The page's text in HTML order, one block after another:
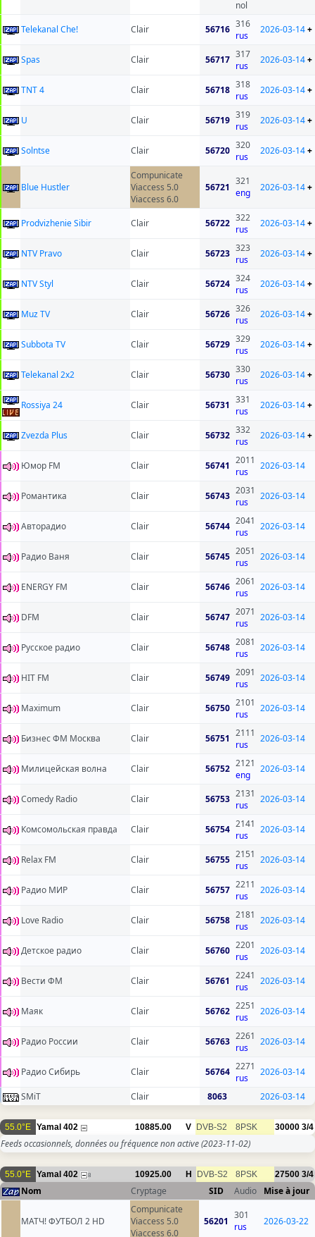
nol
Telekanal Che! Clair 56716 316
rus
2026-03-14+
Spas Clair 56717 317
rus
2026-03-14+
TNT 4 Clair 56718 318
rus
2026-03-14+
U Clair 56719 319
rus
2026-03-14+
Solntse Clair 56720 320
rus
2026-03-14+
Blue Hustler
Compunicate
Viaccess 5.0
Viaccess 6.0
56721
321
eng
2026-03-14+
Prodvizhenie Sibir Clair 56722 322
rus
2026-03-14+
NTV Pravo Clair 56723 323
rus
2026-03-14+
NTV Styl Clair 56724 324
rus
2026-03-14+
Muz TV Clair 56726 326
rus
2026-03-14+
Subbota TV Clair 56729 329
rus
2026-03-14+
Telekanal 2x2 Clair 56730 330
rus
2026-03-14+
Rossiya 24 Clair 56731 331
rus
2026-03-14+
Zvezda Plus Clair 56732 332
rus
2026-03-14+
Юмор FM Clair 56741 2011
rus
2026-03-14
Романтика Clair 56743 2031
rus
2026-03-14
Авторадио Clair 56744 2041
rus
2026-03-14
Радио Ваня Clair 56745 2051
rus
2026-03-14
ENERGY FM Clair 56746 2061
rus
2026-03-14
DFM Clair 56747 2071
rus
2026-03-14
Русское радио Clair 56748 2081
rus
2026-03-14
HIT FM Clair 56749 2091
rus
2026-03-14
Maximum Clair 56750 2101
rus
2026-03-14
Бизнес ФМ Москва Clair 56751 2111
rus
2026-03-14
Милицейская волна Clair 56752 2121
eng
2026-03-14
Comedy Radio Clair 56753 2131
rus
2026-03-14
Комсомольская правда Clair 56754 2141
rus
2026-03-14
Relax FM Clair 56755 2151
rus
2026-03-14
Радио МИР Clair 56757 2211
rus
2026-03-14
Love Radio Clair 56758 2181
rus
2026-03-14
Детское радио Clair 56760 2201
rus
2026-03-14
Вести ФМ Clair 56761 2241
rus
2026-03-14
Маяк Clair 56762 2251
rus
2026-03-14
Радио России Clair 56763 2261
rus
2026-03-14
Радио Сибирь Clair 56764 2271
rus
2026-03-14
SMiT Clair 8063 2026-03-14
55.0°E Yamal 402 10885.00 V DVB-S2 8PSK 30000 3/4
Feeds occasionnels, données ou fréquence non active(2023-11-02)
55.0°E Yamal 402 8 10925.00 H DVB-S2 8PSK 27500 3/4
Nom Cryptage SID Audio Mise à jour
МАТЧ! ФУТБОЛ 2 HD
Compunicate
Viaccess 5.0
Viaccess 6.0
56201
301
rus
2026-03-22